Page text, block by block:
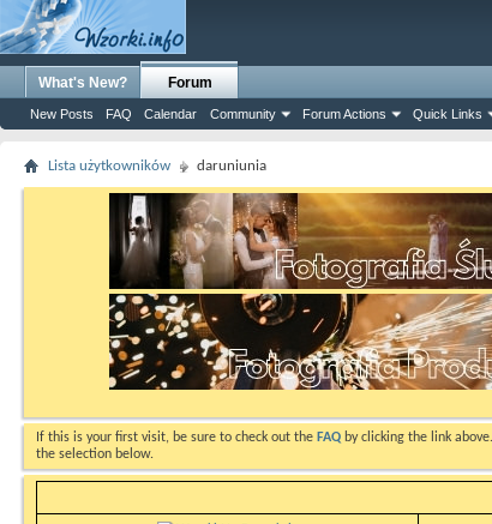
What's New? Forum
New Posts FAQ Calendar Community Forum Actions Quick Links
Lista użytkowników daruniunia
If this is your first visit, be sure to check out the FAQ by clicking the link
the selection below.